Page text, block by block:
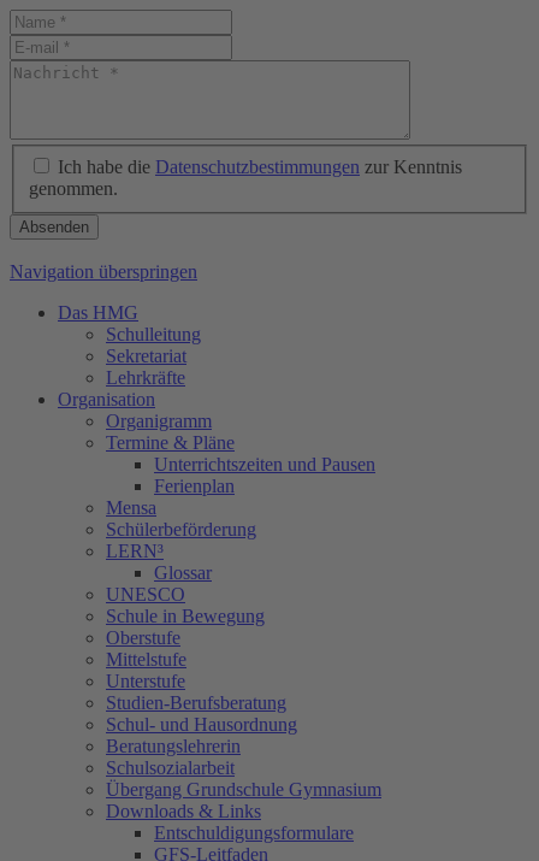
Ich habe die Datenschutzbestimmungen zur Kenntnis
genommen.
Absenden
Navigation überspringen
Das HMG
Schulleitung
Sekretariat
Lehrkräfte
Organisation
Organigramm
Termine & Pläne
Unterrichtszeiten und Pausen
Ferienplan
Mensa
Schülerbeförderung
LERN³
Glossar
UNESCO
Schule in Bewegung
Oberstufe
Mittelstufe
Unterstufe
Studien-Berufsberatung
Schul- und Hausordnung
Beratungslehrerin
Schulsozialarbeit
Übergang Grundschule Gymnasium
Downloads & Links
Entschuldigungsformulare
GFS-Leitfaden